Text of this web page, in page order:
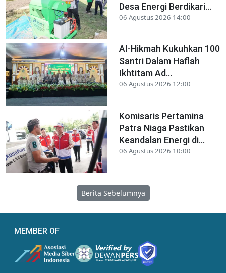
Desa Energi Berdikari...
06 Agustus 2026 14:00
Al-Hikmah Kukuhkan 100
Santri Dalam Haflah
Ikhtitam Ad...
06 Agustus 2026 12:00
Komisaris Pertamina
Patra Niaga Pastikan
Keandalan Energi di...
06 Agustus 2026 10:00
Berita Sebelumnya
MEMBER OF